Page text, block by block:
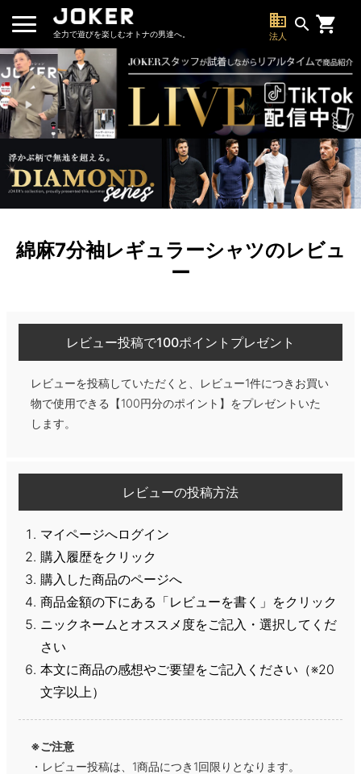
全力で遊びを楽しむオトナの男達へ。
business
法人
search
綿麻7分袖レギュラーシャツのレビュ
ー
レビュー投稿で100ポイントプレゼント
レビューを投稿していただくと、レビュー1件につきお買い
物で使用できる【100円分のポイント】をプレゼントいた
します。
レビューの投稿方法
マイページへログイン
購入履歴をクリック
購入した商品のページへ
商品金額の下にある「レビューを書く」をクリック
ニックネームとオススメ度をご記入・選択してくだ
さい
本文に商品の感想やご要望をご記入ください（※20
文字以上）
※ご注意
・レビュー投稿は、1商品につき1回限りとなります。